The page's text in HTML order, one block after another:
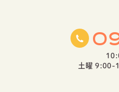
土曜